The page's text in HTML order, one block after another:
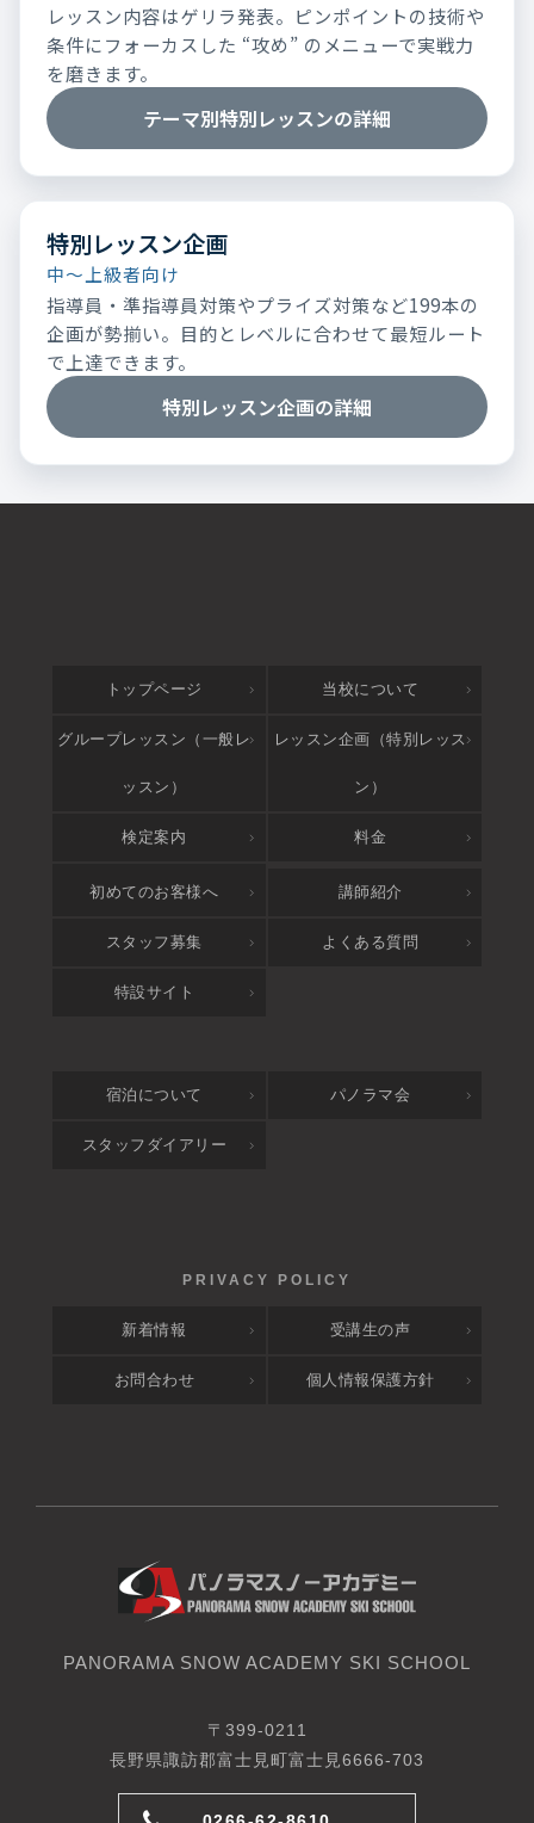
レッスン内容はゲリラ発表。ピンポイントの技術や
条件にフォーカスした “攻め” のメニューで実戦力
を磨きます。
テーマ別特別レッスンの詳細
特別レッスン企画
中～上級者向け
指導員・準指導員対策やプライズ対策など199本の
企画が勢揃い。目的とレベルに合わせて最短ルート
で上達できます。
特別レッスン企画の詳細
トップページ 当校について
グループレッスン（一般レ
ッスン）
レッスン企画（特別レッス
ン）
検定案内 料金
アクセス
初めてのお客様へ 講師紹介
スタッフ募集 よくある質問
特設サイト
宿泊について パノラマ会
スタッフダイアリー
新着情報 受講生の声
お問合わせ 個人情報保護方針
PANORAMA SNOW ACADEMY SKI SCHOOL
〒399-0211
長野県諏訪郡富士見町富士見6666-703